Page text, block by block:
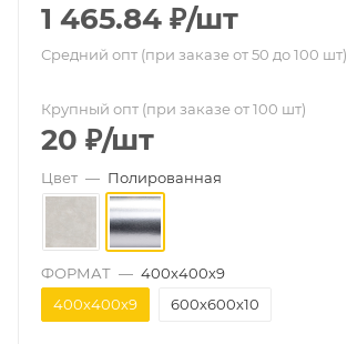
1 465.84 ₽/шт
Средний опт (при заказе от 50 до 100 шт)
Крупный опт (при заказе от 100 шт)
20 ₽/шт
Цвет — Полированная
ФОРМАТ — 400х400х9
400х400х9
600х600х10